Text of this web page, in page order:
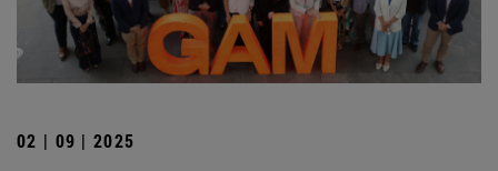
02 | 09 | 2025